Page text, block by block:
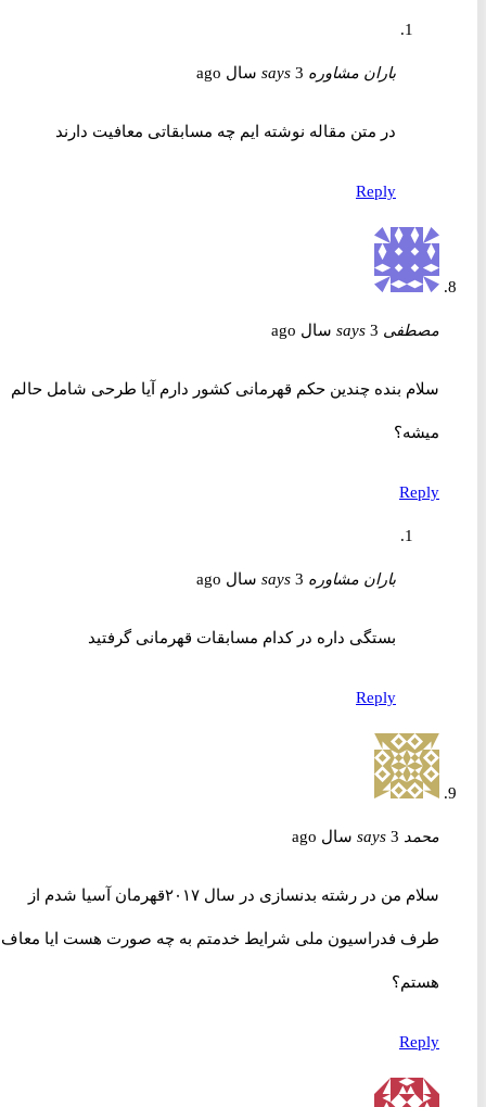
باران مشاوره says 3 سال ago
در متن مقاله نوشته ایم چه مسابقاتی معافیت دارند
Reply
مصطفی says 3 سال ago
سلام بنده چندین حکم قهرمانی کشور دارم آیا طرحی شامل حالم
میشه؟
Reply
باران مشاوره says 3 سال ago
بستگی داره در کدام مسابقات قهرمانی گرفتید
Reply
محمد says 3 سال ago
سلام من در رشته بدنسازی در سال ۲۰۱۷قهرمان آسیا شدم از
طرف فدراسیون ملی شرایط خدمتم به چه صورت هست ایا معاف
هستم؟
Reply